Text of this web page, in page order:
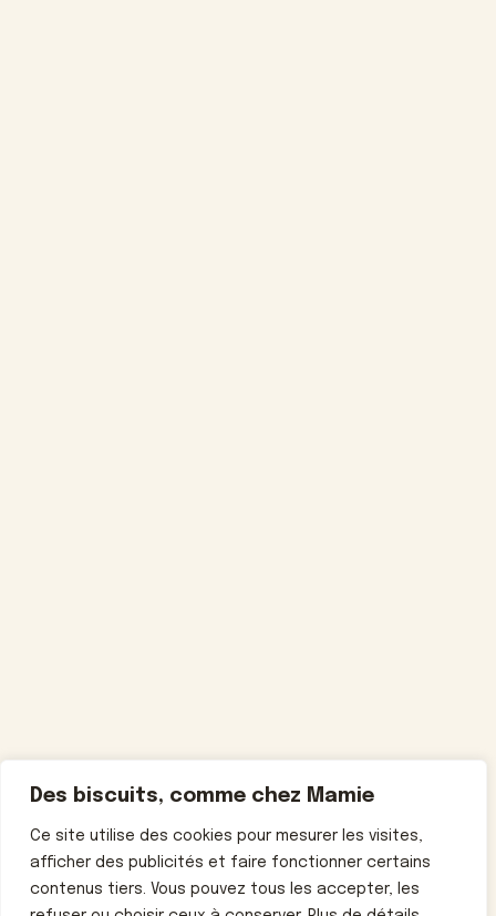
Des biscuits, comme chez Mamie
Ce site utilise des cookies pour mesurer les visites,
afficher des publicités et faire fonctionner certains
contenus tiers. Vous pouvez tous les accepter, les